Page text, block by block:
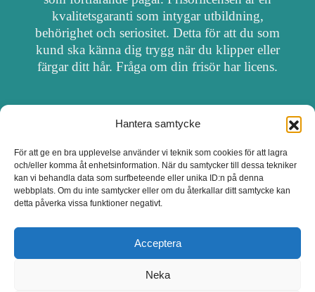
Hantera samtycke
För att ge en bra upplevelse använder vi teknik som cookies för att lagra
och/eller komma åt enhetsinformation. När du samtycker till dessa tekniker
kan vi behandla data som surfbeteende eller unika ID:n på denna
webbplats. Om du inte samtycker eller om du återkallar ditt samtycke kan
detta påverka vissa funktioner negativt.
Acceptera
Neka
kvalitetsgaranti som intygar utbildning,
behörighet och seriositet. Detta för att du som
kund ska känna dig trygg när du klipper eller
färgar ditt hår. Fråga om din frisör har licens.
OM FRISÖRSÖK
UPPDATERA SALONG